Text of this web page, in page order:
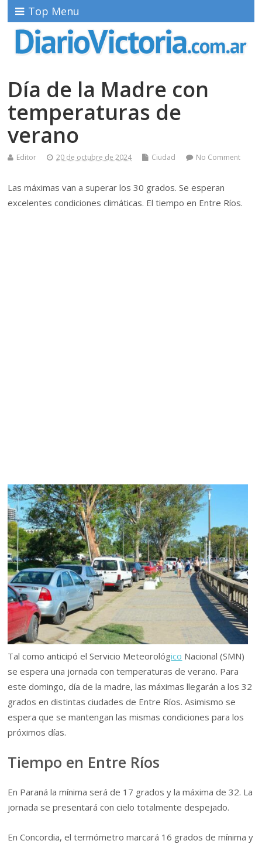
Top Menu
Día de la Madre con
temperaturas de
verano
Editor 20 de octubre de 2024 Ciudad No Comment
Las máximas van a superar los 30 grados. Se esperan
excelentes condiciones climáticas. El tiempo en Entre Ríos.
Tal como anticipó el Servicio Meteorológico Nacional (SMN)
se espera una jornada con temperaturas de verano. Para
este domingo, día de la madre, las máximas llegarán a los 32
grados en distintas ciudades de Entre Ríos. Asimismo se
espera que se mantengan las mismas condiciones para los
próximos días.
Tiempo en Entre Ríos
En Paraná la mínima será de 17 grados y la máxima de 32. La
jornada se presentará con cielo totalmente despejado.
En Concordia, el termómetro marcará 16 grados de mínima y